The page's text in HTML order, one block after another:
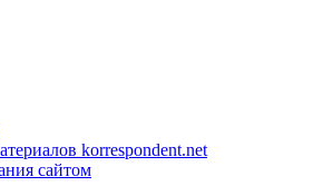
korrespondent.net
сайтом